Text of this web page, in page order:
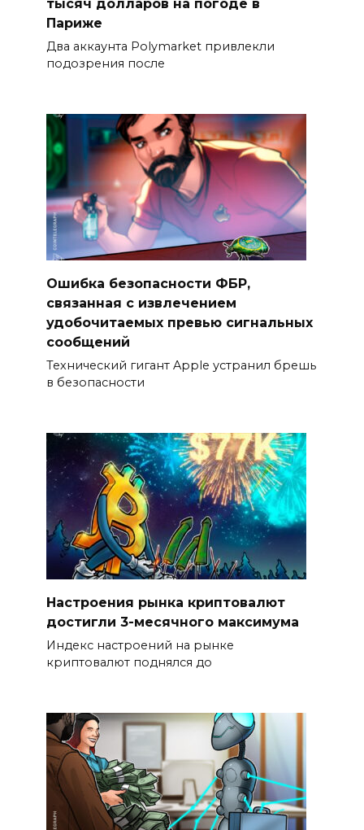
тысяч долларов на погоде в
Париже
Два аккаунта Polymarket привлекли
подозрения после
Ошибка безопасности ФБР,
связанная с извлечением
удобочитаемых превью сигнальных
сообщений
Технический гигант Apple устранил брешь
в безопасности
Настроения рынка криптовалют
достигли 3-месячного максимума
Индекс настроений на рынке
криптовалют поднялся до